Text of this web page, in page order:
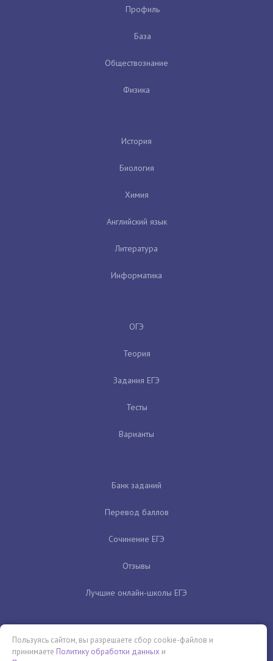
Профиль
База
Обществознание
Физика
История
Биология
Химия
Английский язык
Литература
Информатика
ОГЭ
Теория
Задания ЕГЭ
Тесты
Варианты
Банк заданий
Перевод баллов
Сочинение ЕГЭ
Отзывы
Лучшие онлайн-школы ЕГЭ
Пользуясь сайтом, вы разрешаете сбор cookie-файлов и
принимаете Политику обработки данных и